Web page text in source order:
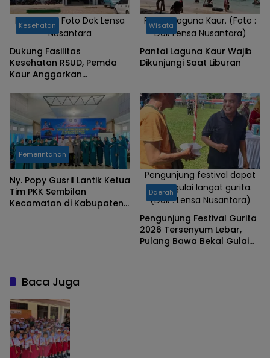
RSUD Kaur, Foto Dok Lensa
Nusantara
Kesehatan
Dukung Fasilitas
Kesehatan RSUD, Pemda
Kaur Anggarkan
Perluasan
Pantai Laguna Kaur. (Foto :
Dok Lensa Nusantara)
Wisata
Pantai Laguna Kaur Wajib
Dikunjungi Saat Liburan
Pemerintahan
Ny. Popy Gusril Lantik Ketua
Tim PKK Sembilan
Kecamatan di Kabupaten
Pengunjung festival dapat
bekal gulai langat gurita.
(Dok : Lensa Nusantara)
Daerah
Pengunjung Festival Gurita
2026 Tersenyum Lebar,
Pulang Bawa Bekal Gulai
Baca Juga